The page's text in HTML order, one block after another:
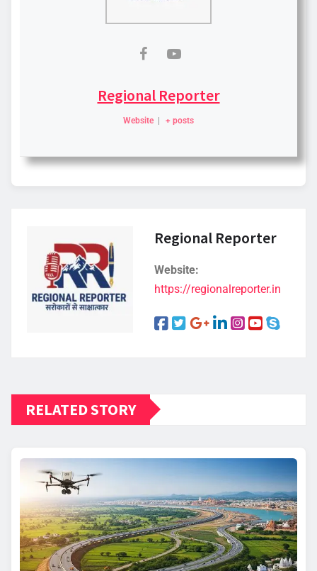
Regional Reporter
Website | + posts
Regional Reporter
Website:
https://regionalreporter.in
RELATED STORY